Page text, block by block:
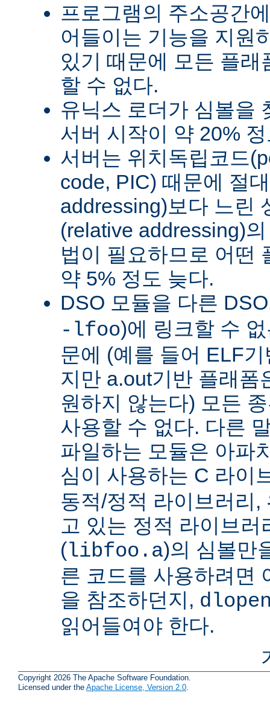
프로그램의 주소공간
어들이는 기능을 지원
있기 때문에 모든 플
할 수 없다.
유닉스 로더가 심볼을
서버 시작이 약 20%
서버는 위치독립코드
code, PIC) 때문에 절
addressing)보다 느린
(relative addressing)
법이 필요하므로 어떤
약 5% 정도 늦다.
DSO 모듈을 다른
-lfoo)에 링크할 수
문에 (예를 들어 ELF
지만 a.out기반 플래폼
원하지 않는다) 모든
사용할 수 없다. 다른
파일하는 모듈은 아파
심이 사용하는 C 라이
동적/정적 라이브러리,
고 있는 정적 라이브러
(libfoo.a)의 심볼만
른 코드를 사용하려면
을 참조하던지,
읽어들여야 한다.
Copyright 2026 The Apache Software Foundation.
Licensed under the Apache License, Version 2.0.